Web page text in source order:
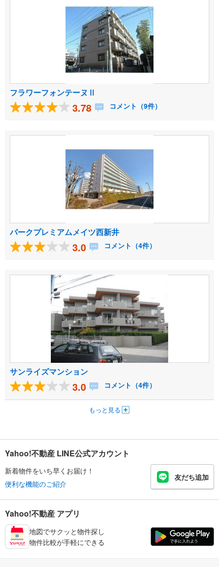
フラワーフォンテーヌⅡ
3.78 コメント（9件）
パークプレミアムメイツ西新井
3.0 コメント（4件）
サンライズマンション
3.0 コメント（4件）
もっと見る
Yahoo!不動産 LINE公式アカウント
新着物件をいち早くお届け！
便利な機能のご紹介
友だち追加
Yahoo!不動産 アプリ
地図でサクッと物件探し
物件比較が手軽にできる